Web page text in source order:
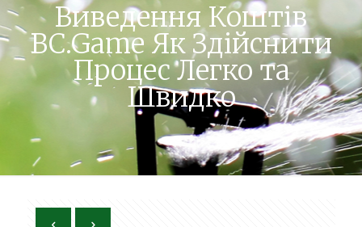
Виведення Коштів
BC.Game Як Здійснити
Процес Легко та
Швидко